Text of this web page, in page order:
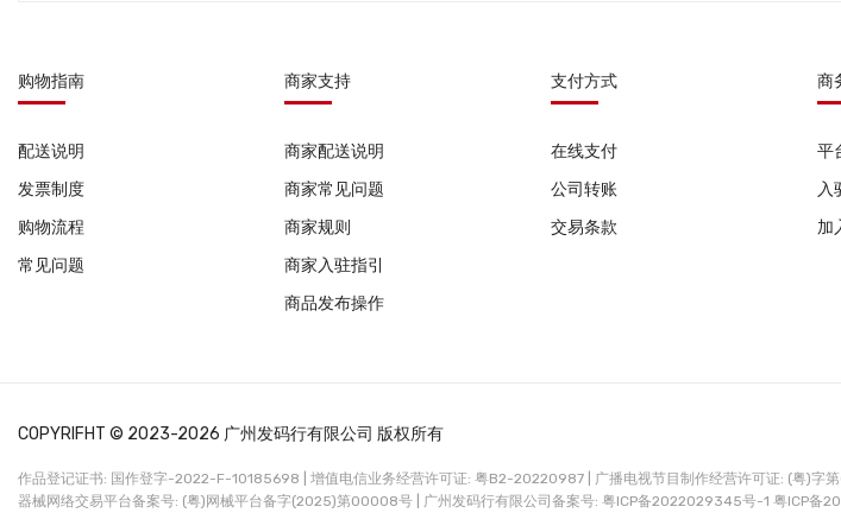
购物指南
配送说明
发票制度
购物流程
常见问题
商家支持
商家配送说明
商家常见问题
商家规则
商家入驻指引
商品发布操作
支付方式
在线支付
公司转账
交易条款
商
平
入
加
COPYRIFHT © 2023-2026 广州发码行有限公司 版权所有
作品登记证书: 国作登字-2022-F-10185698 | 增值电信业务经营许可证: 粤B2-20220987 | 广播电视节目制作经营许可证: (粤)字第
器械网络交易平台备案号: (粤)网械平台备字(2025)第00008号 | 广州发码行有限公司备案号: 粤ICP备2022029345号-1 粤ICP备